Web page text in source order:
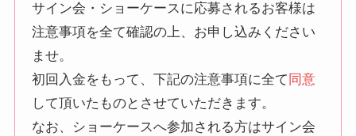
サイン会・ショーケースに応募されるお客様は
注意事項を全て確認の上、お申し込みください
ませ。
初回入金をもって、下記の注意事項に全て 同意
して頂いたものとさせていただきます。
なお、ショーケースへ参加される方はサイン会